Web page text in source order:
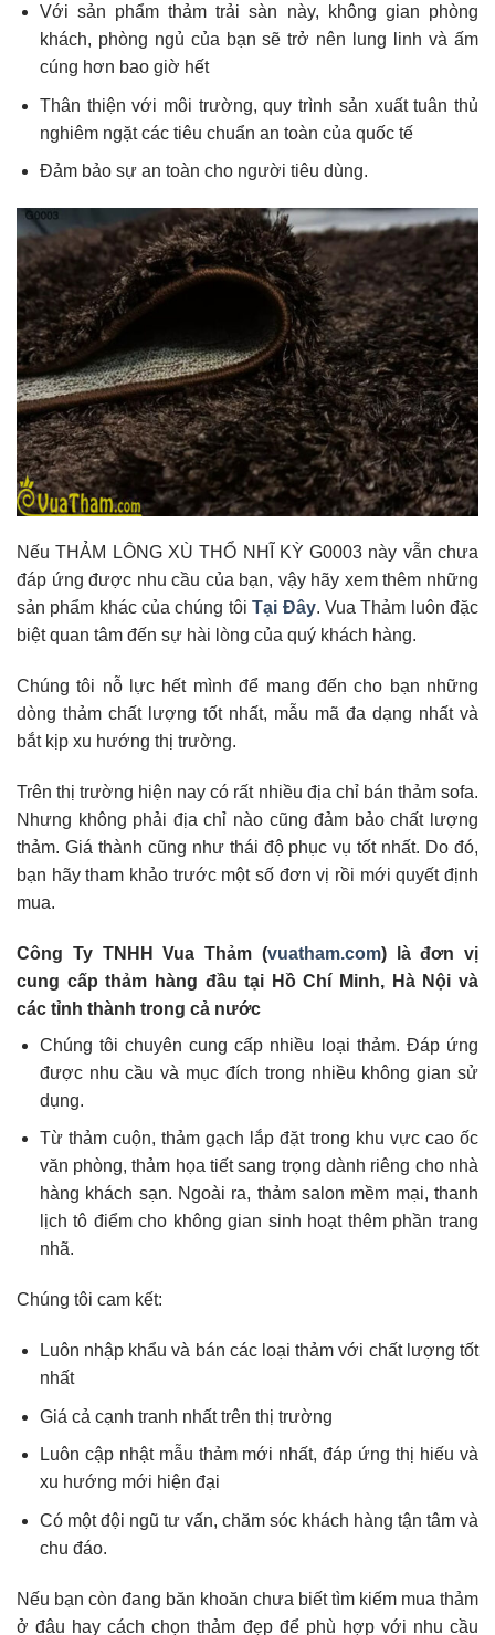
Với sản phẩm thảm trải sàn này, không gian phòng
khách, phòng ngủ của bạn sẽ trở nên lung linh và ấm
cúng hơn bao giờ hết
Thân thiện với môi trường, quy trình sản xuất tuân thủ
nghiêm ngặt các tiêu chuẩn an toàn của quốc tế
Đảm bảo sự an toàn cho người tiêu dùng.
Nếu THẢM LÔNG XÙ THỔ NHĨ KỲ G0003 này vẫn chưa
đáp ứng được nhu cầu của bạn, vậy hãy xem thêm những
sản phẩm khác của chúng tôiTại Đây. Vua Thảm luôn đặc
biệt quan tâm đến sự hài lòng của quý khách hàng.
Chúng tôi nỗ lực hết mình để mang đến cho bạn những
dòng thảm chất lượng tốt nhất, mẫu mã đa dạng nhất và
bắt kịp xu hướng thị trường.
Trên thị trường hiện nay có rất nhiều địa chỉ bán thảm sofa.
Nhưng không phải địa chỉ nào cũng đảm bảo chất lượng
thảm. Giá thành cũng như thái độ phục vụ tốt nhất. Do đó,
bạn hãy tham khảo trước một số đơn vị rồi mới quyết định
mua.
Công Ty TNHH Vua Thảm (vuatham.com) là đơn vị
cung cấp thảm hàng đầu tại Hồ Chí Minh, Hà Nội và
các tỉnh thành trong cả nước
Chúng tôi chuyên cung cấp nhiều loại thảm. Đáp ứng
được nhu cầu và mục đích trong nhiều không gian sử
dụng.
Từ thảm cuộn, thảm gạch lắp đặt trong khu vực cao ốc
văn phòng, thảm họa tiết sang trọng dành riêng cho nhà
hàng khách sạn. Ngoài ra, thảm salon mềm mại, thanh
lịch tô điểm cho không gian sinh hoạt thêm phần trang
nhã.
Chúng tôi cam kết:
Luôn nhập khẩu và bán các loại thảm với chất lượng tốt
nhất
Giá cả cạnh tranh nhất trên thị trường
Luôn cập nhật mẫu thảm mới nhất, đáp ứng thị hiếu và
xu hướng mới hiện đại
Có một đội ngũ tư vấn, chăm sóc khách hàng tận tâm và
chu đáo.
Nếu bạn còn đang băn khoăn chưa biết tìm kiếm mua thảm
ở đâu hay cách chọn thảm đẹp để phù hợp với nhu cầu